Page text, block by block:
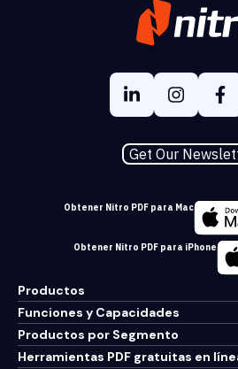
Get Our
Obtener Nitro PDF para Mac
Obtener Nitro PDF para iPhone
Productos
Funciones y Capacidades
Productos por Segmento
Herramientas PDF gratuitas en